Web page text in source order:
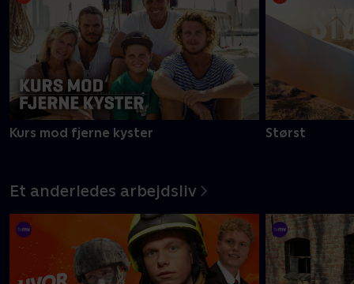
Kurs mod fjerne kyster Størst
Et anderledes arbejdsliv